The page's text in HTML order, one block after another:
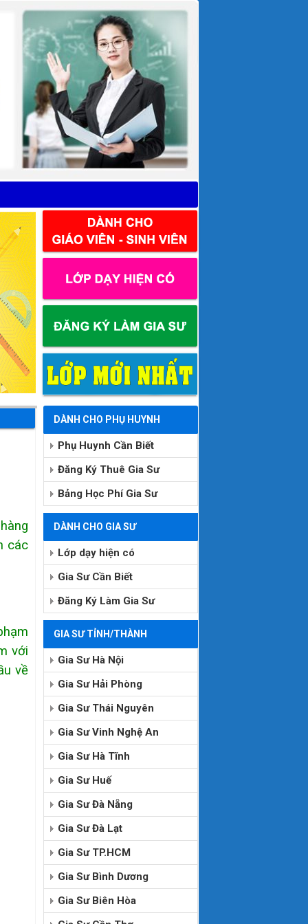
các
với
về
DÀNH CHO PHỤ HUYNH
Phụ Huynh Cần Biết
Đăng Ký Thuê Gia Sư
Bảng Học Phí Gia Sư
DÀNH CHO GIA SƯ
Lớp dạy hiện có
Gia Sư Cần Biết
Đăng Ký Làm Gia Sư
GIA SƯ TỈNH/THÀNH
Gia Sư Hà Nội
Gia Sư Hải Phòng
Gia Sư Thái Nguyên
Gia Sư Vinh Nghệ An
Gia Sư Hà Tĩnh
Gia Sư Huế
Gia Sư Đà Nẵng
Gia Sư Đà Lạt
Gia Sư TP.HCM
Gia Sư Bình Dương
Gia Sư Biên Hòa